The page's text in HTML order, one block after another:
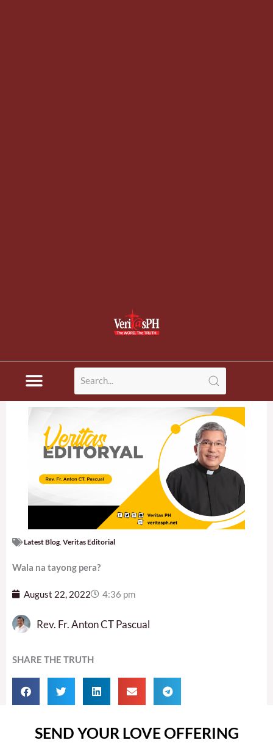
Latest Blog Veritas Editorial
Wala na tayong pera?
August 22, 2022 4:36 pm
Rev. Fr. Anton CT Pascual
SHARE THE TRUTH
SEND YOUR LOVE OFFERING